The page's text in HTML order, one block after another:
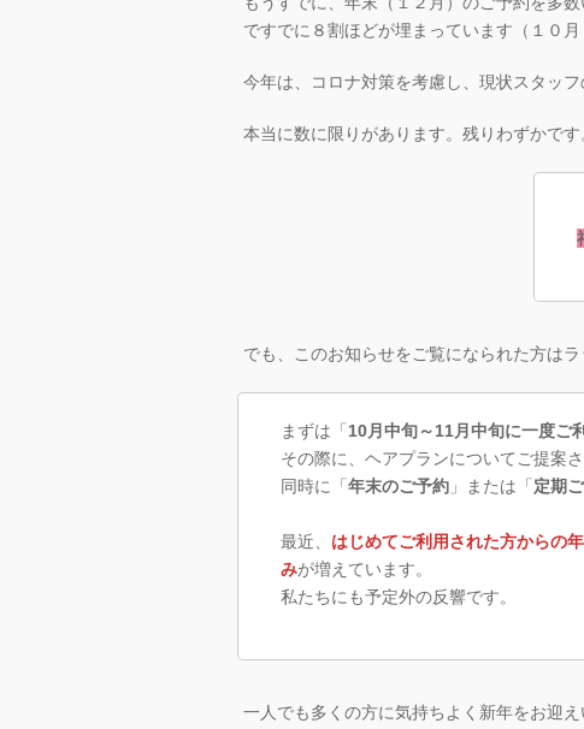
ですでに８割ほどが埋まっています（１０月
今年は、コロナ対策を考慮し、現状スタッフ
本当に数に限りがあります。残りわずかです
でも、このお知らせをご覧になられた方は
まずは「 10月中旬～11月中旬に一度ご
その際に、ヘアプランについてご提案
同時に「 年末のご予約 」または「 定期
最近、 はじめてご利用された方からの
みが増えています。
私たちにも予定外の反響です。
一人でも多くの方に気持ちよく新年をお迎